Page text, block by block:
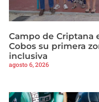
Campo de Criptana
Cobos su primera
inclusiva
agosto 6, 2026